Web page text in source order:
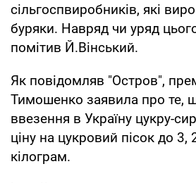
сільгоспвиробників, які
буряки. Навряд чи уряд
помітив Й.Вінський.
Як повідомляв "Остров",
Тимошенко заявила про те,
ввезення в Україну цукру-
ціну на цукровий пісок до 3,
кілограм.